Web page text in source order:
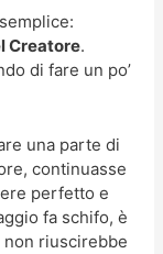
Creatore.
di fare un po’
una parte di
continuasse
perfetto e
fa schifo, è
non riuscirebbe